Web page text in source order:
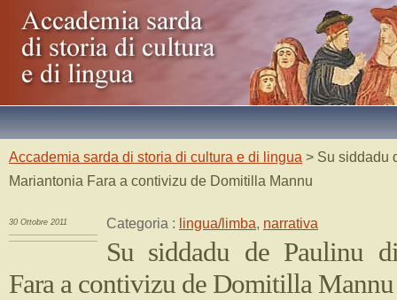
Accademia sarda di storia di cultura e di lingua > Su siddadu
Mariantonia Fara a contivizu de Domitilla Mannu
30 Ottobre 2011 Categoria : lingua/limba, narrativa
Su siddadu de Paulinu
Fara a contivizu de Domitilla Mannu